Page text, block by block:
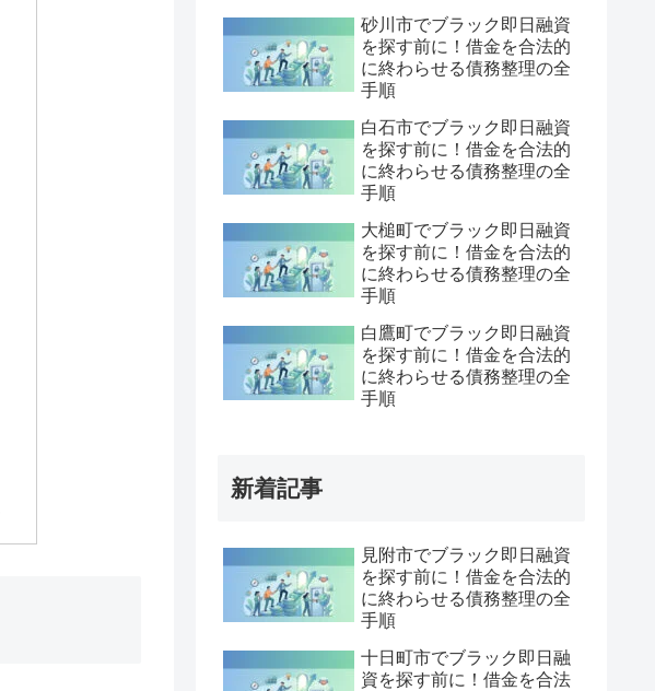
砂川市でブラック即日融資
を探す前に！借金を合法的
に終わらせる債務整理の全
手順
白石市でブラック即日融資
を探す前に！借金を合法的
に終わらせる債務整理の全
手順
大槌町でブラック即日融資
を探す前に！借金を合法的
に終わらせる債務整理の全
手順
白鷹町でブラック即日融資
を探す前に！借金を合法的
に終わらせる債務整理の全
手順
新着記事
見附市でブラック即日融資
を探す前に！借金を合法的
に終わらせる債務整理の全
手順
十日町市でブラック即日融
資を探す前に！借金を合法